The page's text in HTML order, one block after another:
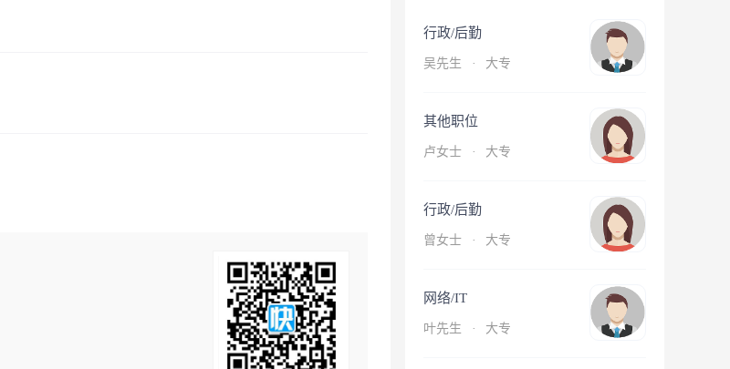
行政/后勤
吴先生 · 大专
其他职位
卢女士 · 大专
行政/后勤
曾女士 · 大专
网络/IT
叶先生 · 大专